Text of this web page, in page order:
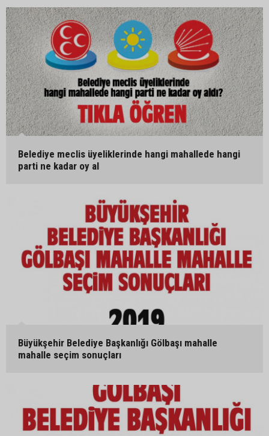
Belediye meclis üyeliklerinde hangi mahallede hangi
parti ne kadar oy al
Büyükşehir Belediye Başkanlığı Gölbaşı mahalle
mahalle seçim sonuçları